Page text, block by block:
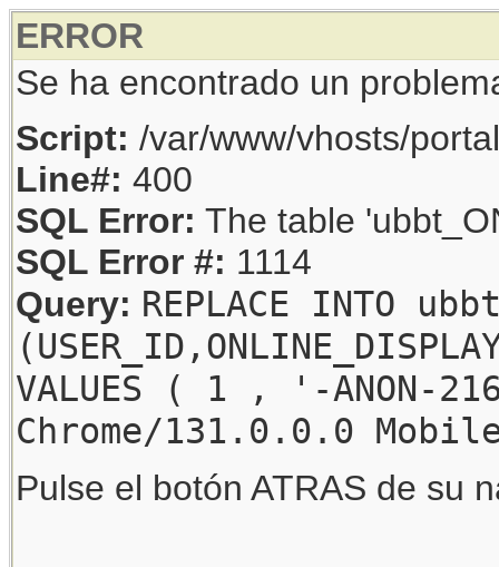
ERROR
Se ha encontrado un
Script: /var/www/vhosts/
Line#: 400
SQL Error: The table
SQL Error #: 1114
Query: REPLACE INTO
VALUES ( 1 , '-
Chrome/131.0.0.0
Pulse el botón ATRAS de su